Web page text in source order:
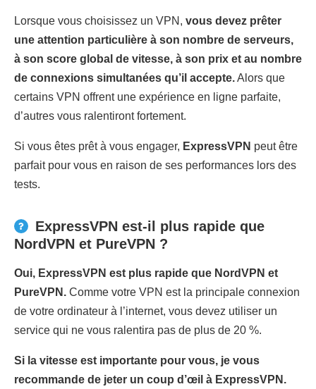
Lorsque vous choisissez un VPN, vous devez prêter
une attention particulière à son nombre de serveurs,
à son score global de vitesse, à son prix et au nombre
de connexions simultanées qu’il accepte.Alors que
certains VPN offrent une expérience en ligne parfaite,
d’autres vous ralentiront fortement.
Si vous êtes prêt à vous engager, ExpressVPN peut être
parfait pour vous en raison de ses performances lors des
tests.
ExpressVPN est-il plus rapide que
NordVPN et PureVPN ?
Oui, ExpressVPN est plus rapide que NordVPN et
PureVPN. Comme votre VPN est la principale connexion
de votre ordinateur à l’internet, vous devez utiliser un
service qui ne vous ralentira pas de plus de 20 %.
Si la vitesse est importante pour vous, je vous
recommande de jeter un coup d’œil à ExpressVPN.